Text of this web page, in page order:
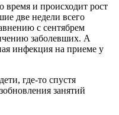
время и происходит рост
две недели всего
с сентябрем
заболевших. А
инфекция на приеме у
где-то спустя
занятий